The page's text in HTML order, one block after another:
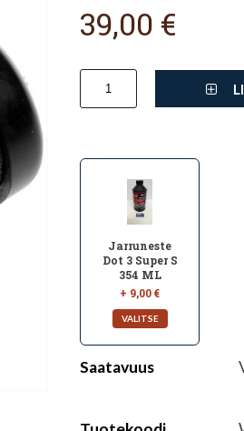
39,00 €
Jarruneste
Dot 3 Super S
354 ML
+ 9,00 €
Saatavuus